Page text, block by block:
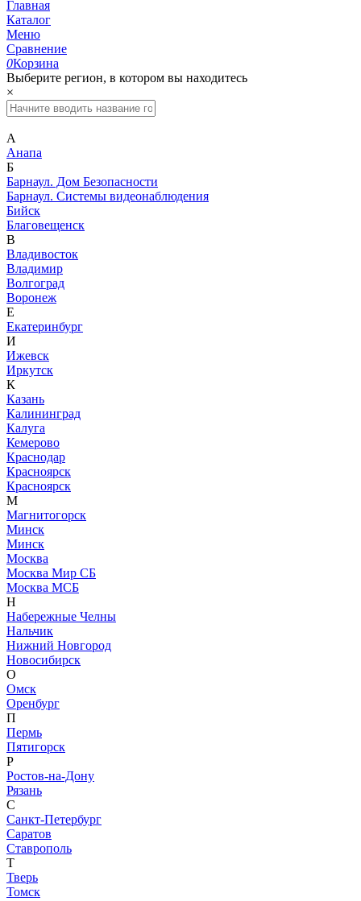
Главная
Каталог
Меню
Сравнение
0Корзина
Выберите регион, в котором вы находитесь
×
А
Анапа
Б
Барнаул. Дом Безопасности
Барнаул. Системы видеонаблюдения
Бийск
Благовещенск
В
Владивосток
Владимир
Волгоград
Воронеж
Е
Екатеринбург
И
Ижевск
Иркутск
К
Казань
Калининград
Калуга
Кемерово
Краснодар
Красноярск
Красноярск
М
Магнитогорск
Минск
Минск
Москва
Москва Мир СБ
Москва МСБ
Н
Набережные Челны
Нальчик
Нижний Новгород
Новосибирск
О
Омск
Оренбург
П
Пермь
Пятигорск
Р
Ростов-на-Дону
Рязань
С
Санкт-Петербург
Саратов
Ставрополь
Т
Тверь
Томск